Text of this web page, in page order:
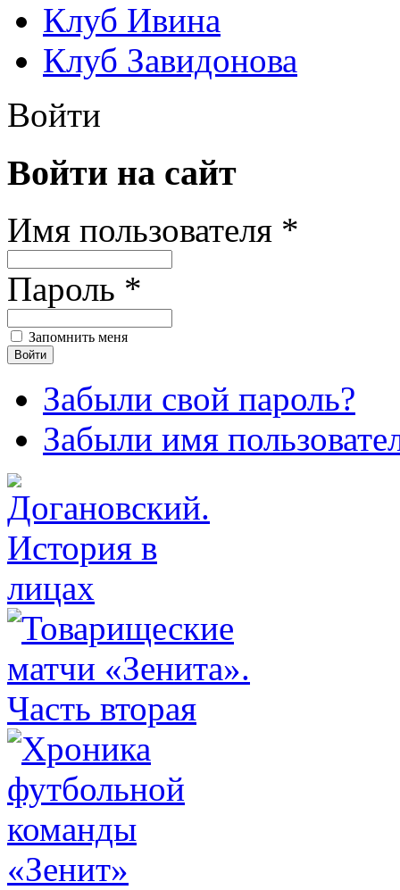
Клуб Ивина
Клуб Завидонова
Войти
Войти на сайт
Имя пользователя *
Пароль *
Запомнить меня
Забыли свой пароль?
Забыли имя